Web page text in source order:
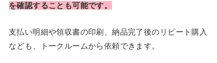
を確認することも可能です。
支払い明細や領収書の印刷、納品完了後のリピート購入
なども、トークルームから依頼できます。